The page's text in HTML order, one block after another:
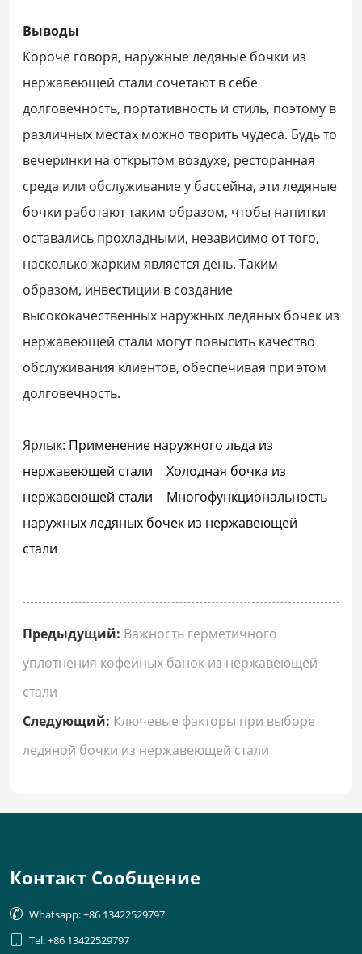
Выводы
Короче говоря, наружные ледяные бочки из
нержавеющей стали сочетают в себе
долговечность, портативность и стиль, поэтому в
различных местах можно творить чудеса. Будь то
вечеринки на открытом воздухе, ресторанная
среда или обслуживание у бассейна, эти ледяные
бочки работают таким образом, чтобы напитки
оставались прохладными, независимо от того,
насколько жарким является день. Таким
образом, инвестиции в создание
высококачественных наружных ледяных бочек из
нержавеющей стали могут повысить качество
обслуживания клиентов, обеспечивая при этом
долговечность.
Ярлык: Применение наружного льда из
нержавеющей стали
Холодная бочка из
нержавеющей стали
Многофункциональность
наружных ледяных бочек из нержавеющей
стали
Предыдущий: Важность герметичного
уплотнения кофейных банок из нержавеющей
стали
Следующий: Ключевые факторы при выборе
ледяной бочки из нержавеющей стали
Контакт Сообщение
 Whatsapp: +86 13422529797
 Tel: +86 13422529797